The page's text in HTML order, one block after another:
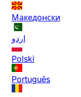
Македонски
اردو
Polski
Português